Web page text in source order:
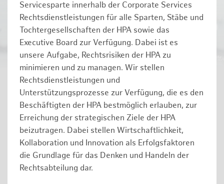
Servicesparte innerhalb der Corporate Services
Rechtsdienstleistungen für alle Sparten, Stäbe und
Tochtergesellschaften der HPA sowie das
Executive Board zur Verfügung. Dabei ist es
unsere Aufgabe, Rechtsrisiken der HPA zu
minimieren und zu managen. Wir stellen
Rechtsdienstleistungen und
Unterstützungsprozesse zur Verfügung, die es den
Beschäftigten der HPA bestmöglich erlauben, zur
Erreichung der strategischen Ziele der HPA
beizutragen. Dabei stellen Wirtschaftlichkeit,
Kollaboration und Innovation als Erfolgsfaktoren
die Grundlage für das Denken und Handeln der
Rechtsabteilung dar.